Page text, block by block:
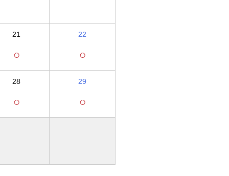
21
○
22
○
28
○
29
○